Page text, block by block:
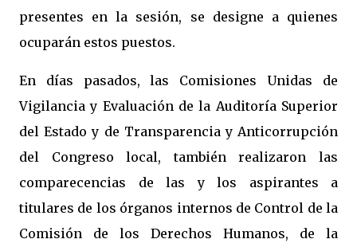
presentes en la sesión, se designe a quienes
ocuparán estos puestos.
En días pasados, las Comisiones Unidas de
Vigilancia y Evaluación de la Auditoría Superior
del Estado y de Transparencia y Anticorrupción
del Congreso local, también realizaron las
comparecencias de las y los aspirantes a
titulares de los órganos internos de Control de la
Comisión de los Derechos Humanos, de la